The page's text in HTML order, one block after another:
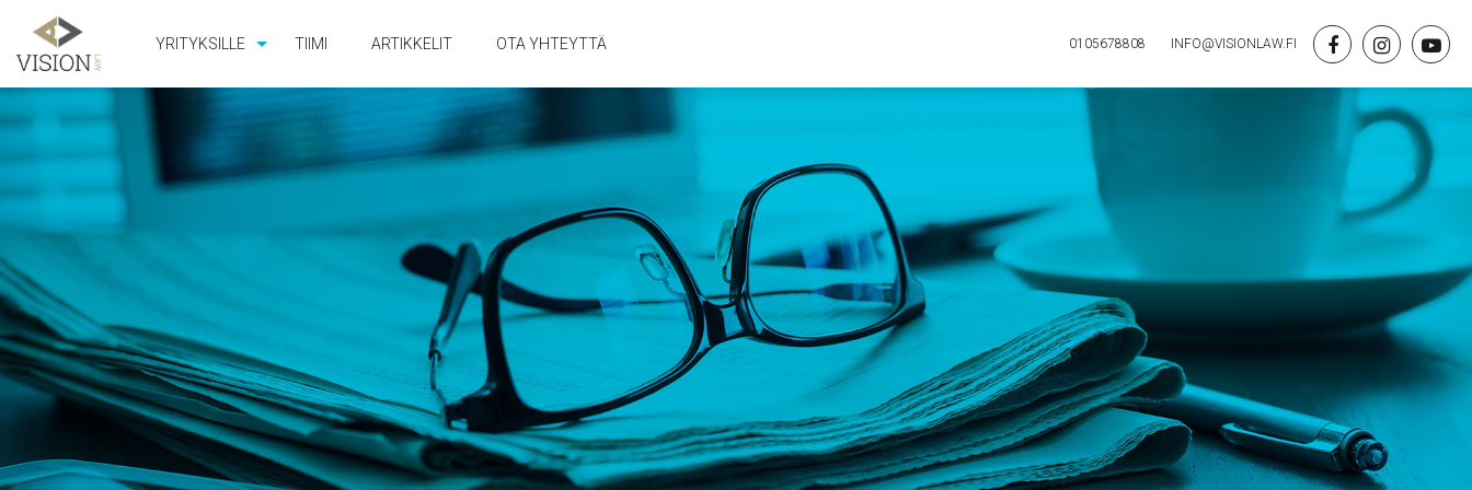
YRITYKSILLE TIIMI ARTIKKELIT OTA YHTEYTTÄ 0105678808 INFO@VISIONLAW.FI